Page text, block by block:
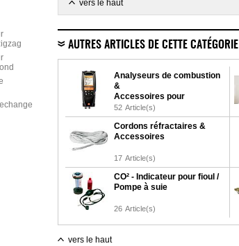
vers le haut
AUTRES ARTICLES DE CETTE CATÉGORIE
Analyseurs de combustion
&
Accessoires pour
analyseurs de combustion
52 Article(s)
Cordons réfractaires &
Accessoires
17 Article(s)
CO² - Indicateur pour fioul /
Pompe à suie
26 Article(s)
vers le haut